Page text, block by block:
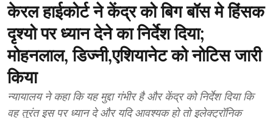
केरल हाईकोर्ट ने केंद्र को बिग बॉस मे हिंसक
दृश्यो पर ध्यान देने का निर्देश दिया;
मोहनलाल, डिज्नी,एशियानेट को नोटिस जारी
किया
न्यायालय ने कहा कि यह मुद्दा गंभीर है और केंद्र को निर्देश दिया कि
वह तुरंत इस पर ध्यान दे और यदि आवश्यक हो तो इलेक्ट्रॉनिक